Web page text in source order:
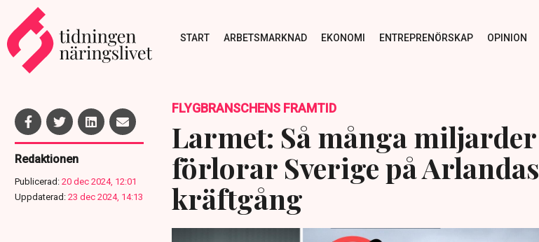
START ARBETSMARKNAD EKONOMI ENTREPRENÖRSKAP OPINION
Redaktionen
Publicerad: 20 dec 2024, 12:01
Uppdaterad: 23 dec 2024, 14:13
FLYGBRANSCHENS FRAMTID
Larmet: Så många miljarder
förlorar Sverige på Arlandas
kräftgång